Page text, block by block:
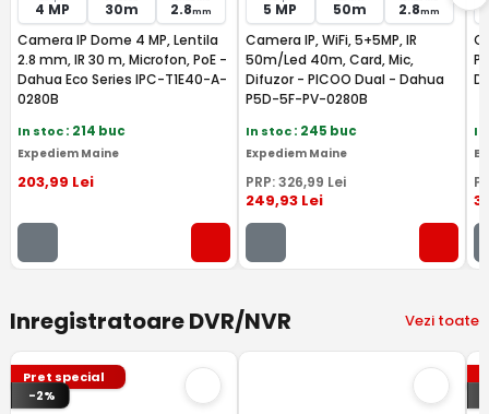
4 MP 30m 2.8mm
Camera IP Dome 4 MP, Lentila
2.8 mm, IR 30 m, Microfon, PoE -
Dahua Eco Series IPC-T1E40-A-
0280B
In stoc: 214 buc
Expediem Maine
203,99 Lei
5 MP 50m 2.8mm
Camera IP, WiFi, 5+5MP, IR
50m/Led 40m, Card, Mic,
Difuzor - PICOO Dual - Dahua
P5D-5F-PV-0280B
In stoc: 245 buc
Expediem Maine
PRP:326,99 Lei
249,93Lei
Inregistratoare DVR/NVR Vezi toate
Pret special
-2%